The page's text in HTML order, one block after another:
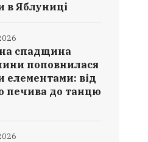
в Яблуниці
спадщина
поповнилася
елементами: від
печива до танцю